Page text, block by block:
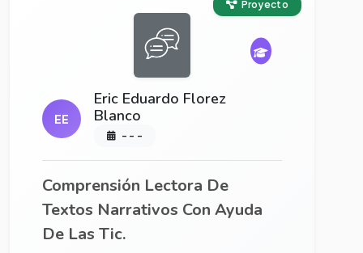
Proyecto
EE
Eric Eduardo Florez
Blanco
- - -
Comprensión Lectora De
Textos Narrativos Con Ayuda
De Las Tic.